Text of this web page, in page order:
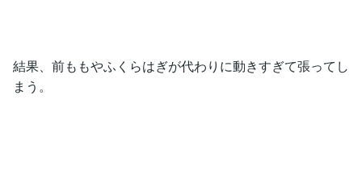
結果、前ももやふくらはぎが代わりに動きすぎて張ってし
まう。